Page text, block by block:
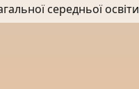
середньої освіти